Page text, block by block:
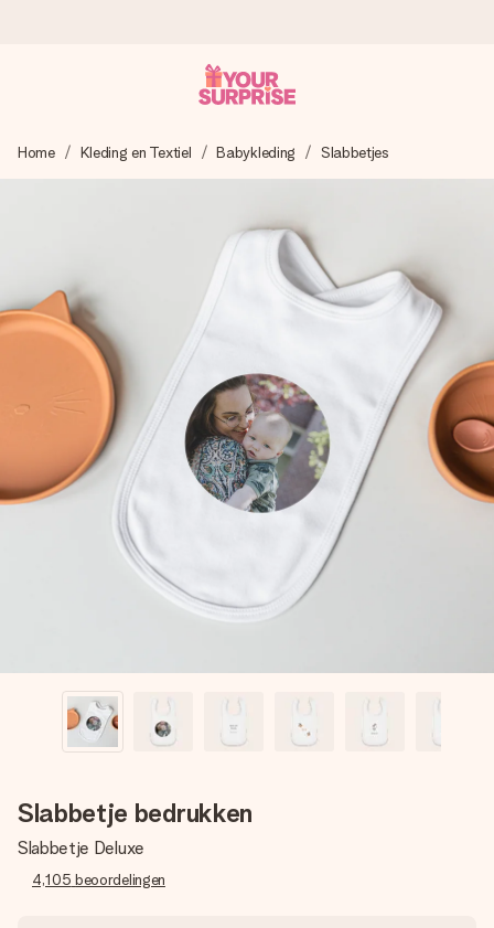
We maken jouw cadeau met zorg en zorgen dat het
razendsnel onderweg is - zodat jij kunt geven op precies
4,8 (gebaseerd op +8.000 reviews)
Onze cadeaus worden gewaardeerd. Klanten beoordelen
ons met een 4,7 op Google Reviews
Gratis wenskaartje
Je maakt in een paar stappen iets unieks – met haar naam,
jullie foto of een boodschap die raakt. Zonder gedoe, maar
met alle aandacht voor het moment.
Home Kleding en Textiel Babykleding Slabbetjes
Slabbetje bedrukken
Slabbetje Deluxe
4,105 beoordelingen